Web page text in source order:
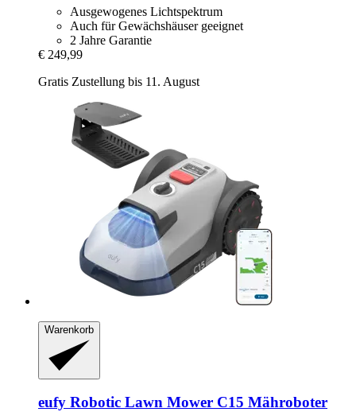
Ausgewogenes Lichtspektrum
Auch für Gewächshäuser geeignet
2 Jahre Garantie
€ 249,99
Gratis Zustellung bis 11. August
Warenkorb
eufy Robotic Lawn Mower C15 Mähroboter